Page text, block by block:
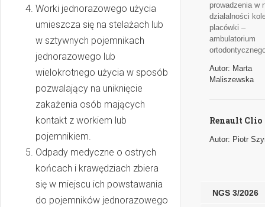
Worki jednorazowego użycia
umieszcza się na stelażach lub
w sztywnych pojemnikach
jednorazowego lub
wielokrotnego użycia w sposób
pozwalający na uniknięcie
zakażenia osób mających
kontakt z workiem lub
pojemnikiem.
Odpady medyczne o ostrych
końcach i krawędziach zbiera
się w miejscu ich powstawania
do pojemników jednorazowego
prowadzenia w
działalności
placówki –
ambulatorium
Autor: Marta
Maliszewska
Renault Clio
Autor: Piotr
NGS 3/2026